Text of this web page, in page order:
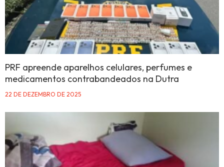
PRF apreende aparelhos celulares, perfumes e
medicamentos contrabandeados na Dutra
22 DE DEZEMBRO DE 2025